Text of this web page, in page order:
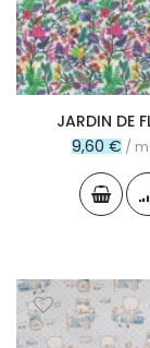
JARDIN DE
9,60 € /